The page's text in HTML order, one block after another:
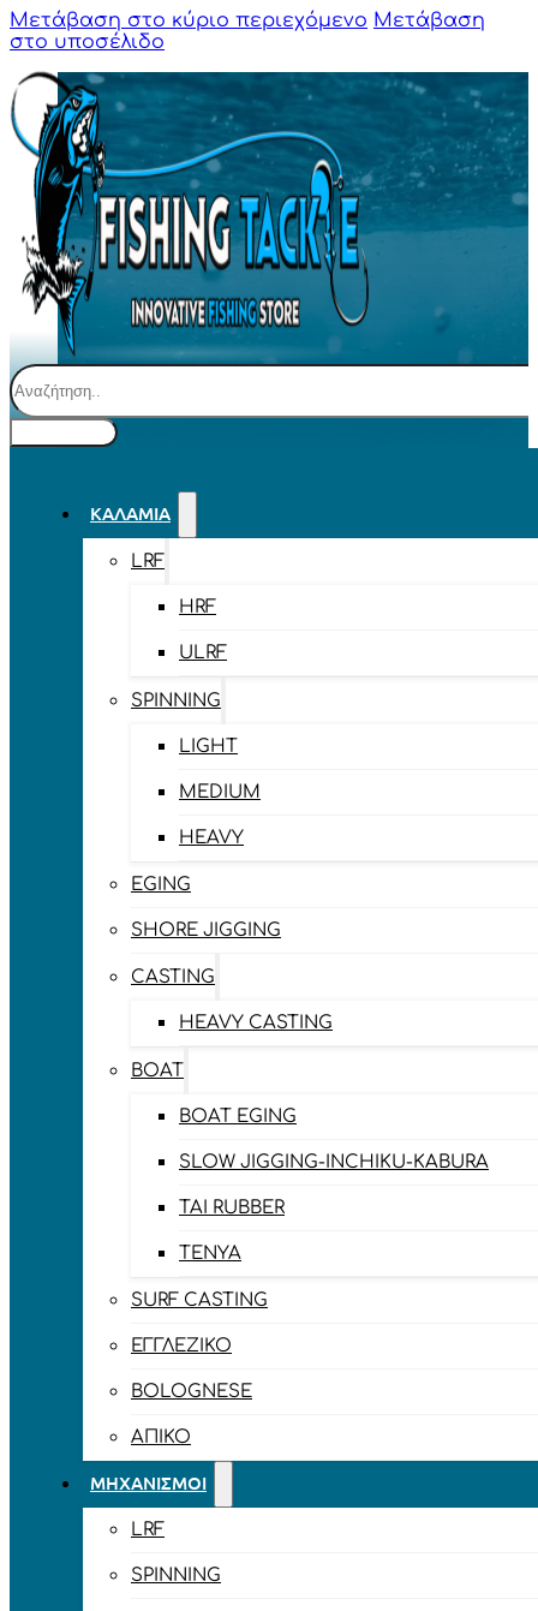
Μετάβαση στο κύριο περιεχόμενο Μετάβαση
στο υποσέλιδο
Αναζήτηση
ΚΑΛΆΜΙΑ
LRF
HRF
ULRF
SPINNING
LIGHT
MEDIUM
HEAVY
EGING
SHORE JIGGING
CASTING
HEAVY CASTING
BOAT
BOAT EGING
SLOW JIGGING-INCHIKU-KABURA
TAI RUBBER
TENYA
SURF CASTING
ΕΓΓΛΈΖΙΚΟ
BOLOGNESE
ΑΠΊΚΟ
ΜΗΧΑΝΙΣΜΟΊ
LRF
SPINNING